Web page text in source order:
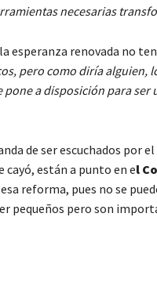
necesarias
esperanza renovada no
pero como diría alguien,
a disposición para ser
de ser escuchados por
cayó, están a punto en el
reforma, pues no se
pequeños pero son